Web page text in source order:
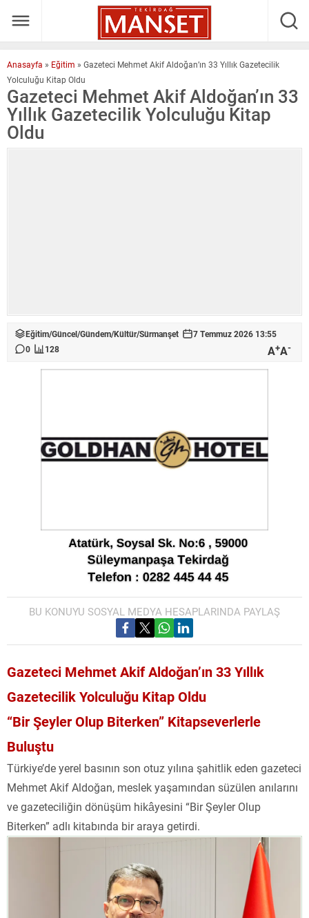
Anasayfa » Eğitim » Gazeteci Mehmet Akif Aldoğan’ın 33 Yıllık Gazetecilik
Yolculuğu Kitap Oldu
Gazeteci Mehmet Akif Aldoğan’ın 33
Yıllık Gazetecilik Yolculuğu Kitap
Oldu
Eğitim/Güncel/Gündem/Kültür/Sürmanşet
7 Temmuz 2026 13:55
0
128 A+A-
BU KONUYU SOSYAL MEDYA HESAPLARINDA PAYLAŞ
Gazeteci Mehmet Akif Aldoğan’ın 33 Yıllık
Gazetecilik Yolculuğu Kitap Oldu
“Bir Şeyler Olup Biterken” Kitapseverlerle
Buluştu
Türkiye’de yerel basının son otuz yılına şahitlik eden gazeteci
Mehmet Akif Aldoğan, meslek yaşamından süzülen anılarını
ve gazeteciliğin dönüşüm hikâyesini “Bir Şeyler Olup
Biterken” adlı kitabında bir araya getirdi.